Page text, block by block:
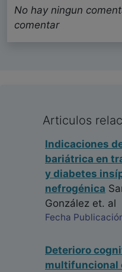
No hay ningun
comentar
Articulos
Indicaciones
bariátrica en
y diabetes
nefrogénica
González et. al
Fecha
Deterioro
multifuncional